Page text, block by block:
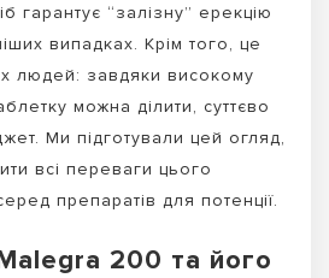
гарантує “залізну” ерекцію
випадках. Крім того, це
людей: завдяки високому
можна ділити, суттєво
Ми підготували цей огляд,
всі переваги цього
препаратів для потенції.
200 та його